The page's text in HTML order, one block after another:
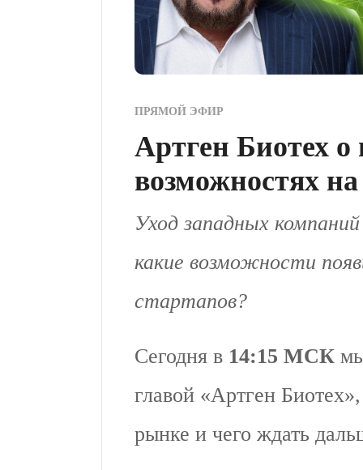
ПРЯМОЙ ЭФИР
Артген Биотех о
возможностях
Уход западных
какие возможности
стартапов?
Сегодня в 14:15 МСК
главой «Артген
рынке и чего ждать